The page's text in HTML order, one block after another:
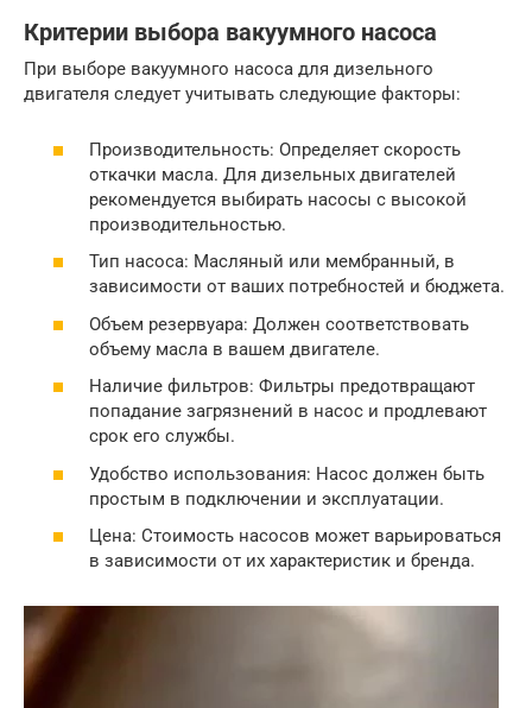
Критерии выбора вакуумного насоса
При выборе вакуумного насоса для дизельного
двигателя следует учитывать следующие факторы:
Производительность: Определяет скорость
откачки масла. Для дизельных двигателей
рекомендуется выбирать насосы с высокой
производительностью.
Тип насоса: Масляный или мембранный, в
зависимости от ваших потребностей и бюджета.
Объем резервуара: Должен соответствовать
объему масла в вашем двигателе.
Наличие фильтров: Фильтры предотвращают
попадание загрязнений в насос и продлевают
срок его службы.
Удобство использования: Насос должен быть
простым в подключении и эксплуатации.
Цена: Стоимость насосов может варьироваться
в зависимости от их характеристик и бренда.